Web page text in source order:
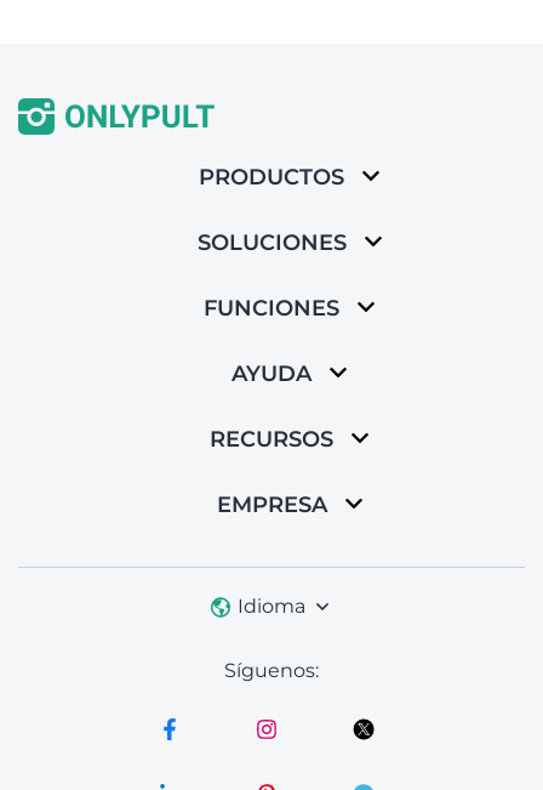
PRODUCTOS
SOLUCIONES
FUNCIONES
AYUDA
RECURSOS
EMPRESA
Idioma
Síguenos: